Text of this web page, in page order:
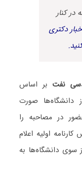
در کنار
دکتری
نفت بر اساس
صورت
در مصاحبه را
اولیه اعلام
سوی دانشگاه‌ها به